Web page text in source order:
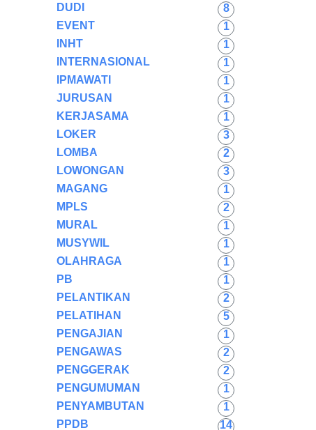
DUDI
8
EVENT
1
INHT
1
INTERNASIONAL
1
IPMAWATI
1
JURUSAN
1
KERJASAMA
1
LOKER
3
LOMBA
2
LOWONGAN
3
MAGANG
1
MPLS
2
MURAL
1
MUSYWIL
1
OLAHRAGA
1
PB
1
PELANTIKAN
2
PELATIHAN
5
PENGAJIAN
1
PENGAWAS
2
PENGGERAK
2
PENGUMUMAN
1
PENYAMBUTAN
1
PPDB
14